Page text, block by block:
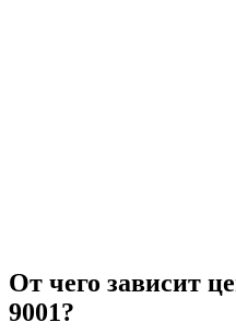
От чего зависит
9001?